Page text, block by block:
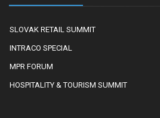
SLOVAK RETAIL SUMMIT
INTRACO SPECIAL
MPR FORUM
HOSPITALITY & TOURISM SUMMIT